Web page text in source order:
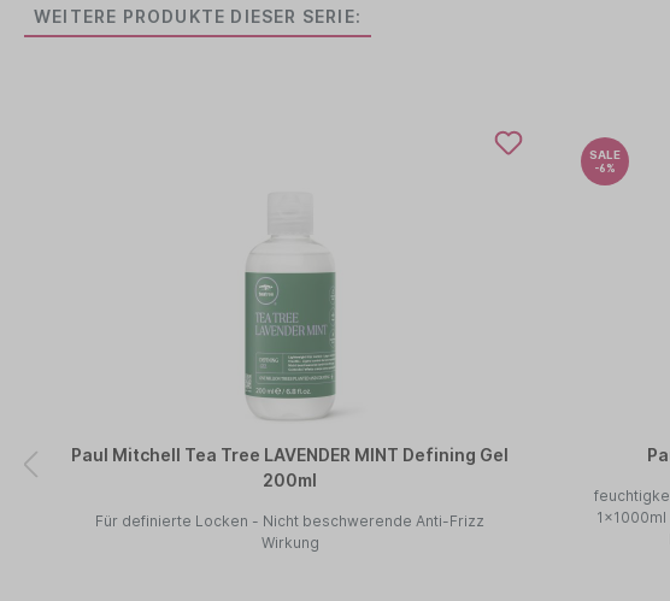
WEITERE PRODUKTE DIESER SERIE:
Paul Mitchell Tea Tree LAVENDER MINT Defining Gel
200ml
Für definierte Locken - Nicht beschwerende Anti-Frizz
Wirkung
SALE
-6%